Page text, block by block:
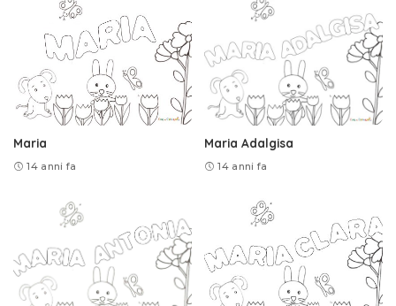
Maria
14 anni fa
Maria Adalgisa
14 anni fa